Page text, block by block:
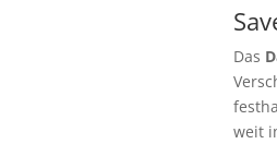
Das
weit